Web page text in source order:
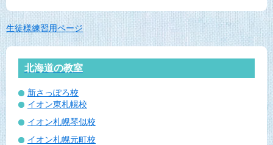
生徒様練習用ページ
北海道の教室
新さっぽろ校
イオン東札幌校
イオン札幌琴似校
イオン札幌元町校